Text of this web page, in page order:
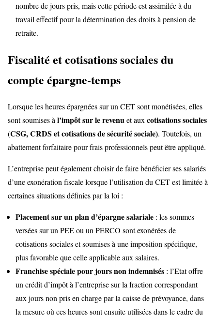
nombre de jours pris, mais cette période est assimilée à du
travail effectif pour la détermination des droits à pension de
retraite.
Fiscalité et cotisations sociales du
compte épargne-temps
Lorsque les heures épargnées sur un CET sont monétisées, elles
sont soumises à l’impôt sur le revenuet aux cotisations sociales
(CSG, CRDS et cotisations de sécurité sociale). Toutefois, un
abattement forfaitaire pour frais professionnels peut être appliqué.
L’entreprise peut également choisir de faire bénéficier ses salariés
d’une exonération fiscale lorsque l’utilisation du CET est limitée à
certaines situations définies par la loi :
Placement sur un plan d’épargne salariale : les sommes
versées sur un PEE ou un PERCO sont exonérées de
cotisations sociales et soumises à une imposition spécifique,
plus favorable que celle applicable aux salaires.
Franchise spéciale pour jours non indemnisés : l’Etat offre
un crédit d’impôt à l’entreprise sur la fraction correspondant
aux jours non pris en charge par la caisse de prévoyance, dans
la mesure où ces heures sont ensuite utilisées dans le cadre du